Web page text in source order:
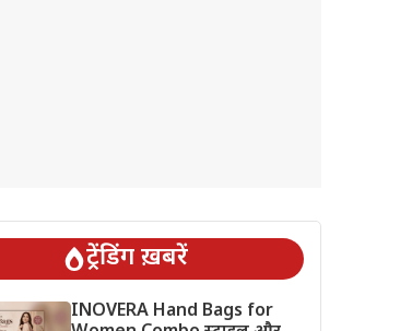
ट्रेंडिंग ख़बरें
INOVERA Hand Bags for